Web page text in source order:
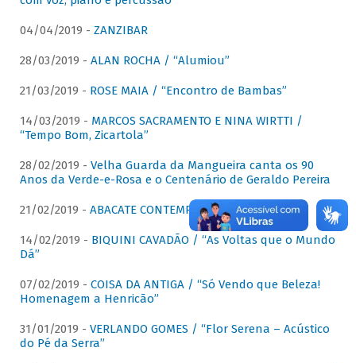
04/04/2019 - ZANZIBAR
28/03/2019 - ALAN ROCHA / “Alumiou”
21/03/2019 - ROSE MAIA / “Encontro de Bambas”
14/03/2019 - MARCOS SACRAMENTO E NINA WIRTTI /
“Tempo Bom, Zicartola”
28/02/2019 - Velha Guarda da Mangueira canta os 90
Anos da Verde-e-Rosa e o Centenário de Geraldo Pereira
21/02/2019 - ABACATE CONTEMPORÂNEO
14/02/2019 - BIQUINI CAVADÃO / “As Voltas que o Mundo
Dá”
07/02/2019 - COISA DA ANTIGA / “Só Vendo que Beleza!
Homenagem a Henricão”
31/01/2019 - VERLANDO GOMES / “Flor Serena – Acústico
do Pé da Serra”